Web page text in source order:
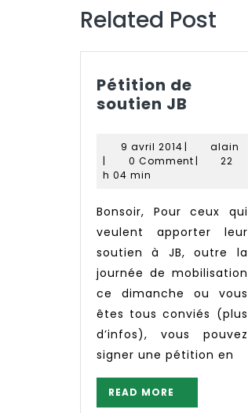
Related Post
Pétition de
soutien JB
soutien
JB
9 avril 20149
avril
| alain
|
0 Comment |
22
h 04 min
Bonsoir, Pour ceux qui
veulent apporter leur
soutien à JB, outre la
journée de mobilisation
ce dimanche ou vous
êtes tous conviés (plus
d’infos), vous pouvez
signer une pétition en
READ MORE
MORE